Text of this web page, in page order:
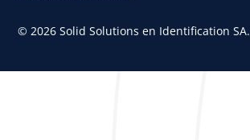
© 2026 Solid Solutions en Identification SA.